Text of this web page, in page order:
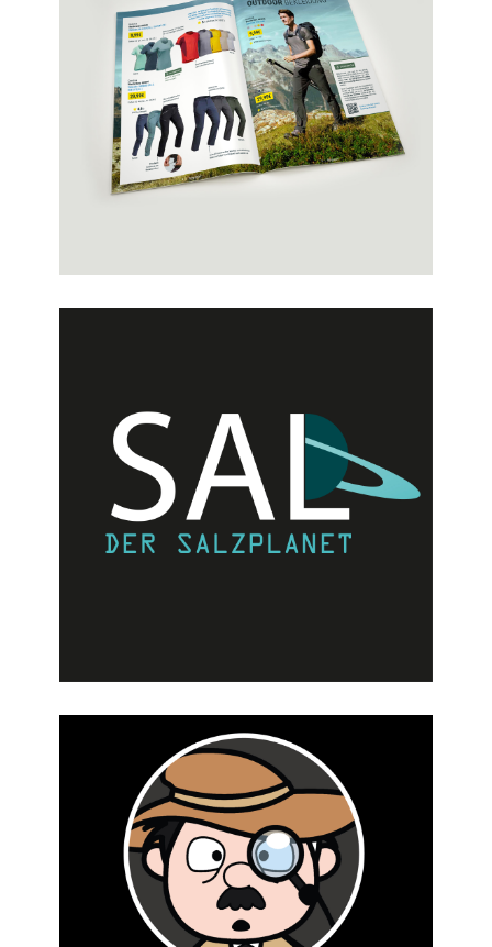
Westfälische Salzwelten – Escape
Game für Schulen
Westfälische Salzwelten – Escape
Game
Flocke & die Hasenbande